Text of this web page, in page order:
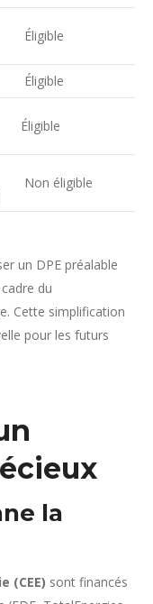
Éligible
Éligible
Éligible
Non éligible
un DPE préalable
du
Cette simplification
pour les futurs
la
(CEE) sont financés